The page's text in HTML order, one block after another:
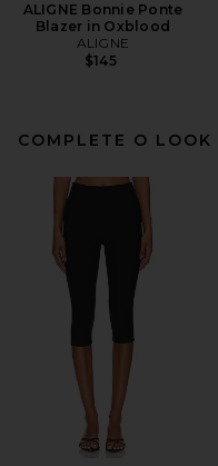
ALIGNE Bonnie Ponte
Blazer in Oxblood
ALIGNE
$145
COMPLETE O LOOK